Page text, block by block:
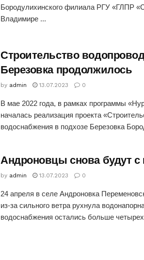
Бородулихинского филиала РГУ «ГЛПР
Владимире ...
Строительство
Березовка продолжилось
by admin 13.07.2023 0
В мае 2022 года, в рамках программы
началась реализация проекта
водоснабжения в подхозе Березовка
Андроновцы снова будут с
by admin 13.07.2023 0
24 апреля в селе Андроновка
из-за сильного ветра рухнула
водоснабжения остались больше